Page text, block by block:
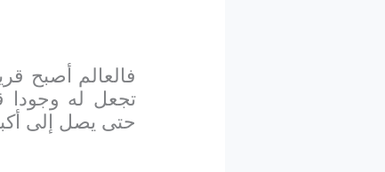
فالعالم أصبح
تجعل له وجودا
حتى يصل إلى